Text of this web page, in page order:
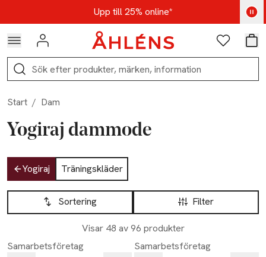
Hoppa till navigationsmenynUpp till 25% online*
Kod: AUG25 - Shoppa nu
Logga in Favoriter
Sök
Start / Dam
Yogiraj dammode
Hoppa till produktsidan
Yogiraj
Träningskläder
Hoppa till produktsidan
Filter
Sortering
Visar 48 av 96 produkter
Lista över produkter
Samarbetsföretag
Samarbetsföretag